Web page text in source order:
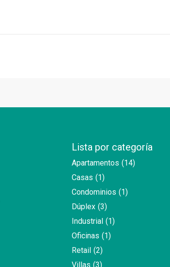
Lista por categoría
Apartamentos (14)
Casas (1)
Condominios (1)
Dúplex (3)
Industrial (1)
Oficinas (1)
Retail (2)
Villas (3)